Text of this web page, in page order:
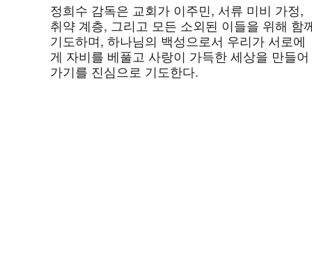
정희수 감독은 교회가 이주민, 서류 미비 가정,
취약 계층, 그리고 모든 소외된 이들을 위해 함
기도하며, 하나님의 백성으로서 우리가 서로에
게 자비를 베풀고 사랑이 가득한 세상을 만들어
가기를 진심으로 기도한다.